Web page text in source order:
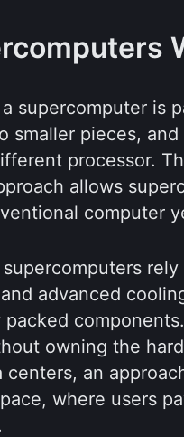
supercomputer is
smaller pieces,
processor.
allows
computer
advanced
owning the
centers, an
where users